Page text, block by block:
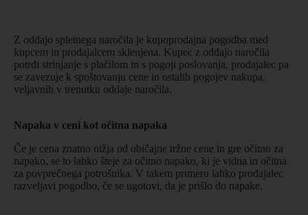
Z oddajo spletnega naročila je kupoprodajna pogodba med
kupcem in prodajalcem sklenjena. Kupec z oddajo naročila
potrdi strinjanje s plačilom in s pogoji poslovanja, prodajalec pa
se zavezuje k spoštovanju cene in ostalih pogojev nakupa,
veljavnih v trenutku oddaje naročila.
Napaka v ceni kot očitna napaka
Če je cena znatno nižja od običajne tržne cene in gre očitno za
napako, se to lahko šteje za očitno napako, ki je vidna in očitna
za povprečnega potrošnika. V takem primeru lahko prodajalec
razveljavi pogodbo, če se ugotovi, da je prišlo do napake.